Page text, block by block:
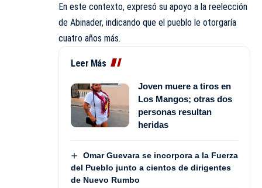
En este contexto, expresó su apoyo a la reelección
de Abinader, indicando que el pueblo le otorgaría
cuatro años más.
Leer Más
Joven muere a tiros en
Los Mangos; otras dos
personas resultan
heridas
Omar Guevara se incorpora a la Fuerza
del Pueblo junto a cientos de dirigentes
de Nuevo Rumbo